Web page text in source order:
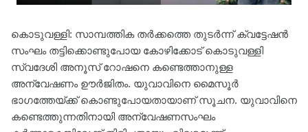
കൊടുവള്ളി: സാമ്പത്തിക തര്‍ക്കത്തെ തുടര്‍ന്ന് ക്വട്ടേഷന്‍
സംഘം തട്ടിക്കൊണ്ടുപോയ കോഴിക്കോട് കൊടുവള്ളി
സ്വദേശി അനൂസ് റോഷനെ കണ്ടെത്താനുള്ള
അന്വേഷണം ഊര്‍ജിതം. യുവാവിനെ മൈസൂര്‍
ഭാഗത്തേയ്ക്ക് കൊണ്ടുപോയതായാണ് സൂചന. യുവാവിനെ
കണ്ടെത്തുന്നതിനായി അന്വേഷണസംഘം